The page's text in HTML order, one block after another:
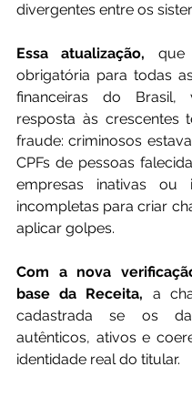
divergentes entre os
Essa atualização, que
obrigatória para todas
financeiras do Brasil,
resposta às crescentes
fraude: criminosos
CPFs de pessoas
empresas inativas ou
incompletas para criar
aplicar golpes.
Com a nova
base da Receita, a
cadastrada se os
autênticos, ativos e
identidade real do titular.